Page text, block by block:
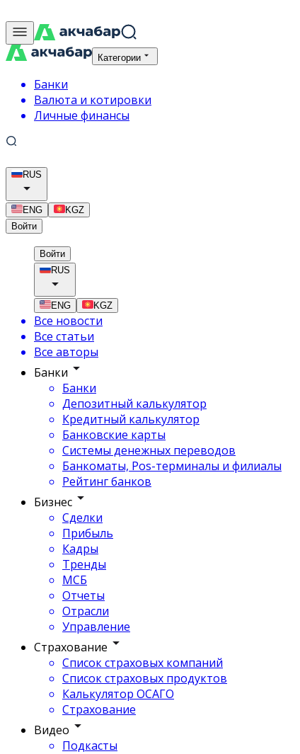
Категории
Банки
Валюта и котировки
Личные финансы
RUS
ENG
KGZ
Войти
Войти
RUS
ENG KGZ
Все новости
Все статьи
Все авторы
Банки
Банки
Депозитный калькулятор
Кредитный калькулятор
Банковские карты
Системы денежных переводов
Банкоматы, Pos-терминалы и филиалы
Рейтинг банков
Бизнес
Сделки
Прибыль
Кадры
Тренды
МСБ
Отчеты
Отрасли
Управление
Страхование
Список страховых компаний
Список страховых продуктов
Калькулятор ОСАГО
Страхование
Видео
Подкасты